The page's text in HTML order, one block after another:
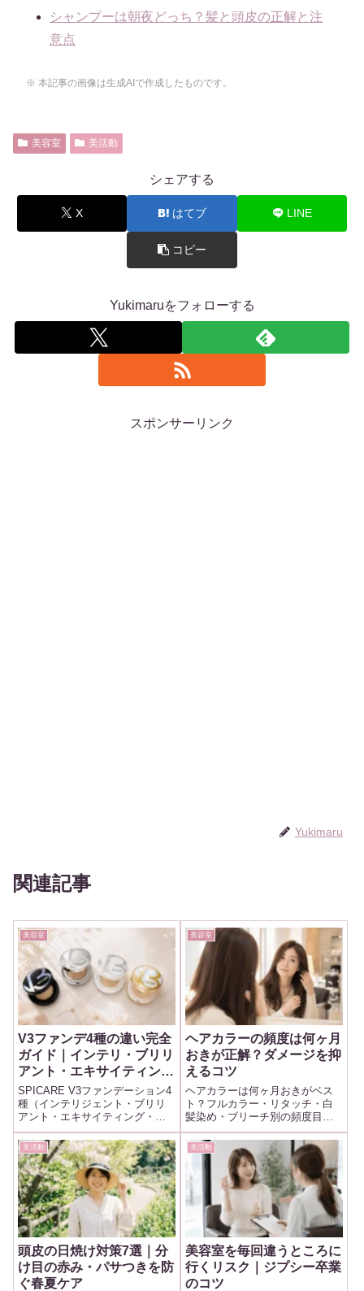
シャンプーは朝夜どっち？髪と頭皮の正解と注
意点
※ 本記事の画像は生成AIで作成したものです。
美容室 美活動
シェアする
X はてブ LINE
コピー
Yukimaruをフォローする
スポンサーリンク
Yukimaru
関連記事
美容室
V3ファンデ4種の違い完全
ガイド｜インテリ・ブリリ
アント・エキサイティン
グ・シャイニングの選び方
【2026年最新】
SPICARE V3ファンデーション4
種（インテリジェント・ブリリ
アント・エキサイティング・シ
ャイニング）の特徴と公式定価
を比較。仕上がり別の選び方や
正規品の安心購入術まで、30〜
50代の方にわかりやすくまとめ
ました。
美容室
ヘアカラーの頻度は何ヶ月
おきが正解？ダメージを抑
えるコツ
ヘアカラーは何ヶ月おきがベス
ト？フルカラー・リタッチ・白
髪染め・ブリーチ別の頻度目安
と、ダメージを抑える自宅ケア
のコツを現場目線で整理。色持
ちを伸ばすための具体策もまと
めました。
美活動
頭皮の日焼け対策7選｜分
け目の赤み・パサつきを防
ぐ春夏ケア
美活動
美容室を毎回違うところに
行くリスク｜ジプシー卒業
のコツ